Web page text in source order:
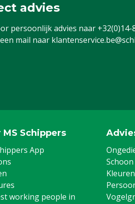
advies
persoonlijk advies naar +32(0)14-
mail naar
MS Schippers
App
working people in